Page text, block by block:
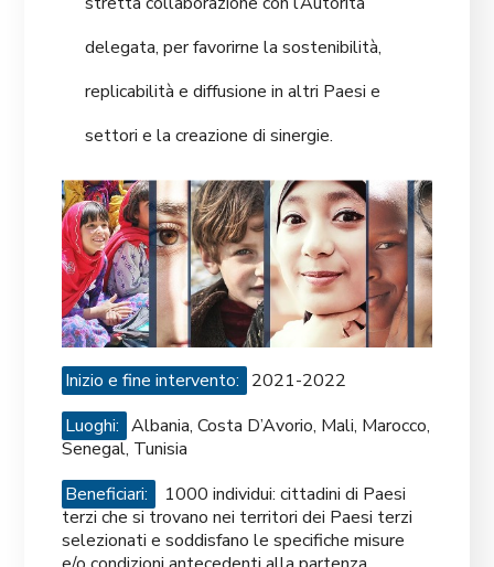
delegata, per favorirne la sostenibilità,
replicabilità e diffusione in altri Paesi e
settori e la creazione di sinergie.
Inizio e fine intervento: 2021-2022
Luoghi: Albania, Costa D’Avorio, Mali, Marocco,
Senegal, Tunisia
Beneficiari:
1000 individui: cittadini di Paesi
terzi che si trovano nei territori dei Paesi terzi
selezionati e soddisfano le specifiche misure